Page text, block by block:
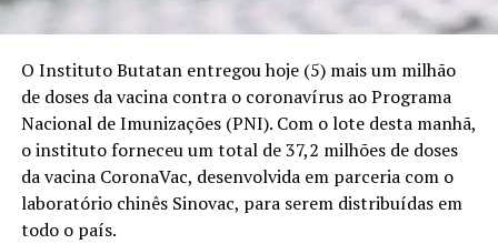
O Instituto Butatan entregouhoje(5) mais um milhão
de doses da vacina contra o coronavírus ao Programa
Nacional de Imunizações (PNI). Com o lote desta manhã,
o instituto forneceu um total de 37,2 milhões de doses
da vacina CoronaVac, desenvolvida em parceria com o
laboratório chinês Sinovac, para serem distribuídas em
todo o país.